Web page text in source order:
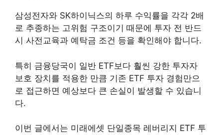
삼성전자와 SK하이닉스의 하루 수익률을 각각 2배
로 추종하는 고위험 구조이기 때문에 투자 전 반드
시 사전교육과 예탁금 조건 등을 확인해야 합니다.
특히 금융당국이 일반 ETF보다 훨씬 강한 투자자
보호 장치를 적용한 만큼 기존 ETF 투자 경험만으
로 접근하면 예상보다 큰 손실이 발생할 수 있습니
다.
이번 글에서는 미래에셋 단일종목 레버리지 ETF 투